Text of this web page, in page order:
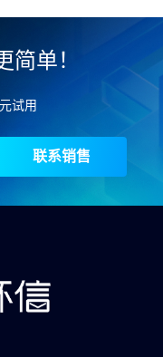
简单！
试用
联系销售